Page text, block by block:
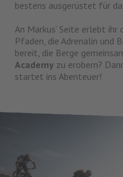
bestens ausgerüstet für
An Markus’ Seite erlebt ihr
Pfaden, die Adrenalin und
bereit, die Berge
Academy zu erobern?
startet ins Abenteuer!